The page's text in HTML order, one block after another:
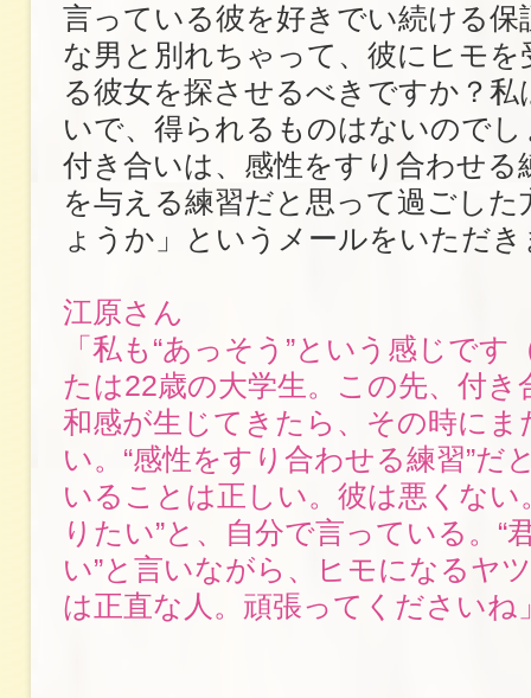
言っている彼を好きでい続ける保
な男と別れちゃって、彼にヒモを
る彼女を探させるべきですか？私
いで、得られるものはないので
付き合いは、感性をすり合わせる
を与える練習だと思って過ごし
ょうか」というメールをいただ
江原さん
「私も“あっそう”という感じです
たは22歳の大学生。この先、付き
和感が生じてきたら、その時にま
い。“感性をすり合わせる練習”だ
いることは正しい。彼は悪くない
りたい”と、自分で言っている。“
い”と言いながら、ヒモになるヤ
は正直な人。頑張ってくださいね